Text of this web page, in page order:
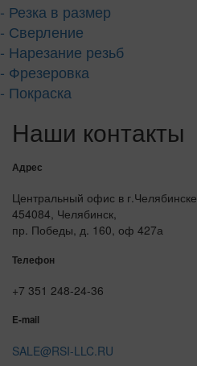
- Резка в размер
- Сверление
- Нарезание резьб
- Фрезеровка
- Покраска
Наши контакты
Адрес
Центральный офис в г.Челябинске
454084, Челябинск,
пр. Победы, д. 160, оф 427а
Телефон
+7 351 248-24-36
E-mail
SALE@RSI-LLC.RU